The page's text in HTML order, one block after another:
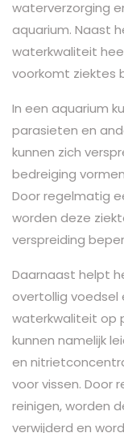
waterverzorging
aquarium. Naast
waterkwaliteit
voorkomt ziektes
In een aquarium
parasieten en
kunnen zich
bedreiging
Door regelmatig
worden deze
verspreiding
Daarnaast helpt
overtollig voedsel
waterkwaliteit op
kunnen namelijk
en
voor vissen.
reinigen, worden
verwijderd en